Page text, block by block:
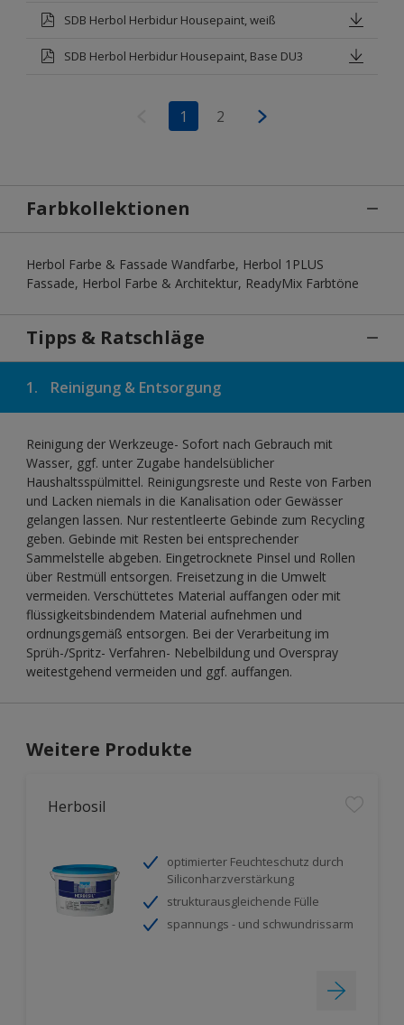
SDB Herbol Herbidur Housepaint, weiß
SDB Herbol Herbidur Housepaint, Base DU3
1 2
Farbkollektionen
Herbol Farbe & Fassade Wandfarbe, Herbol 1PLUS
Fassade, Herbol Farbe & Architektur, ReadyMix Farbtöne
Tipps & Ratschläge
1. Reinigung & Entsorgung
Reinigung der Werkzeuge- Sofort nach Gebrauch mit
Wasser, ggf. unter Zugabe handelsüblicher
Haushaltsspülmittel. Reinigungsreste und Reste von Farben
und Lacken niemals in die Kanalisation oder Gewässer
gelangen lassen. Nur restentleerte Gebinde zum Recycling
geben. Gebinde mit Resten bei entsprechender
Sammelstelle abgeben. Eingetrocknete Pinsel und Rollen
über Restmüll entsorgen. Freisetzung in die Umwelt
vermeiden. Verschüttetes Material auffangen oder mit
flüssigkeitsbindendem Material aufnehmen und
ordnungsgemäß entsorgen. Bei der Verarbeitung im
Sprüh-/Spritz- Verfahren- Nebelbildung und Overspray
weitestgehend vermeiden und ggf. auffangen.
Weitere Produkte
Herbosil
optimierter Feuchteschutz durch
Siliconharzverstärkung
strukturausgleichende Fülle
spannungs - und schwundrissarm